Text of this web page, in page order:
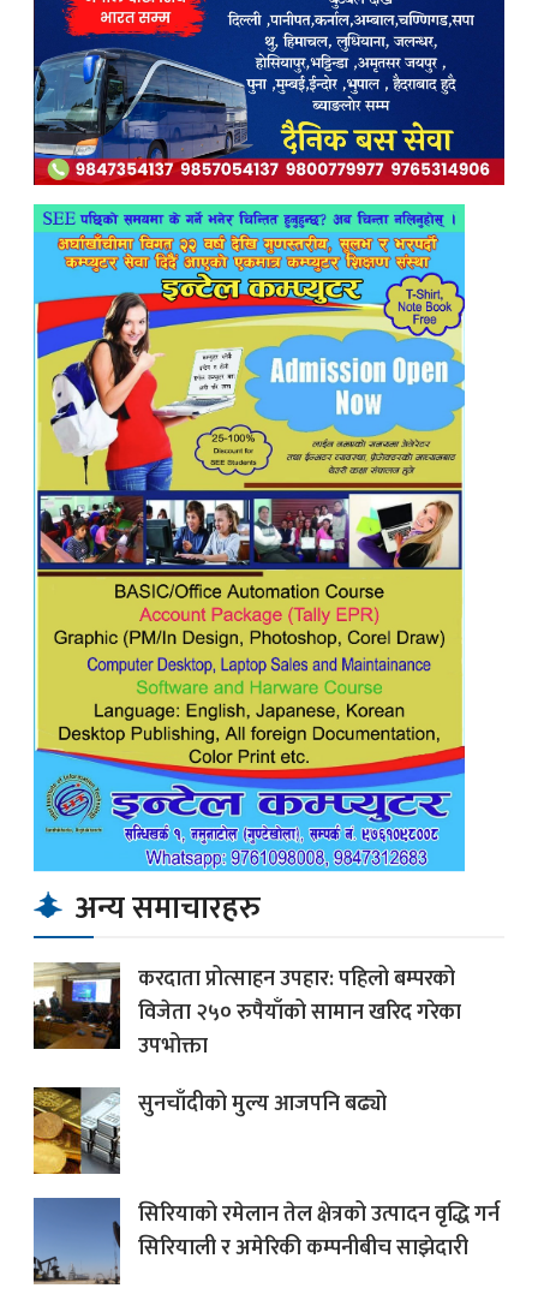
अन्य समाचारहरु
करदाता प्रोत्साहन उपहार: पहिलो बम्परको
विजेता २५० रुपैयाँको सामान खरिद गरेका
उपभोक्ता
सुनचाँदीको मुल्य आजपनि बढ्यो
सिरियाको रमेलान तेल क्षेत्रको उत्पादन वृद्धि गर्न
सिरियाली र अमेरिकी कम्पनीबीच साझेदारी